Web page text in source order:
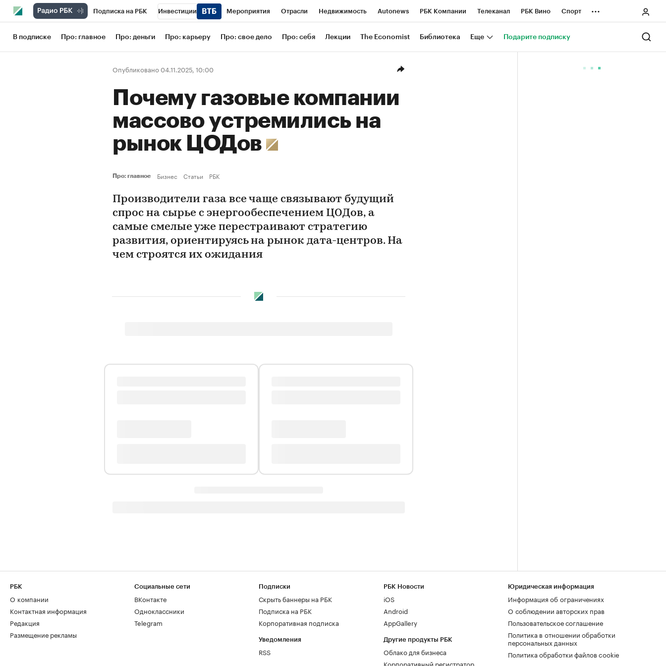
Подписка на РБК Инвестиции Мероприятия Отрасли Недвижимость Autonews РБК Компании Телеканал РБК Вино Спорт
Школа управления РБК РБК Образование РБК Life Тренды Визионеры Национальные проекты Город
Рынок наличной валюты
...
В подписке Про: главное Про: деньги Про: карьеру Про: свое дело Про: себя Лекции The Economist Библиотека Еще Подарите подписку
Опубликовано 04.11.2025, 10:00
Почему газовые компании
массово устремились на
рынок ЦОДов
Про: главное Бизнес Статьи РБК
Производители газа все чаще связывают будущий
спрос на сырье с энергообеспечением ЦОДов, а
самые смелые уже перестраивают стратегию
развития, ориентируясь на рынок дата-центров. На
чем строятся их ожидания
РБК
О компании
Контактная информация
Редакция
Размещение рекламы
Социальные сети
ВКонтакте
Одноклассники
Telegram
Подписки
Скрыть баннеры на РБК
Подписка на РБК
Корпоративная подписка
Уведомления
RSS
РБК Новости
iOS
Android
AppGallery
Другие продукты РБК
Облако для бизнеса
Корпоративный регистратор
Юридическая информация
Информация об ограничениях
О соблюдении авторских прав
Пользовательское соглашение
Политика в отношении обработки
персональных данных
Политика обработки файлов cookie